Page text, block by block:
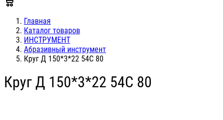
Главная
Каталог товаров
ИНСТРУМЕНТ
Абразивный инструмент
Круг Д 150*3*22 54С 80
Круг Д 150*3*22 54С 80